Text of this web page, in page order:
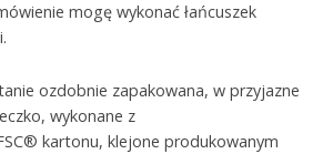
mogę wykonać łańcuszek
ozdobnie zapakowana, w przyjazne
wykonane z
kartonu, klejone produkowanym